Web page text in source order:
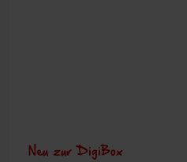
Neu zur DigiBox